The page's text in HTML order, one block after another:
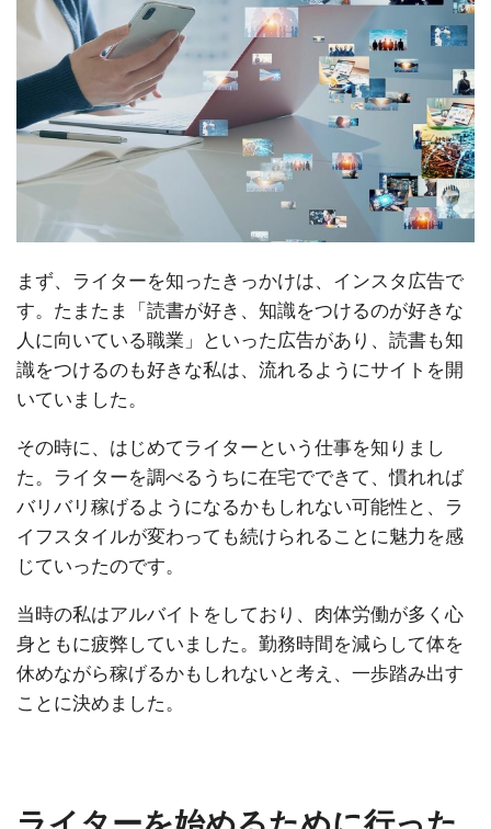
まず、ライターを知ったきっかけは、インスタ広告で
す。たまたま「読書が好き、知識をつけるのが好きな
人に向いている職業」といった広告があり、読書も知
識をつけるのも好きな私は、流れるようにサイトを開
いていました。
その時に、はじめてライターという仕事を知りまし
た。ライターを調べるうちに在宅でできて、慣れれば
バリバリ稼げるようになるかもしれない可能性と、ラ
イフスタイルが変わっても続けられることに魅力を感
じていったのです。
当時の私はアルバイトをしており、肉体労働が多く心
身ともに疲弊していました。勤務時間を減らして体を
休めながら稼げるかもしれないと考え、一歩踏み出す
ことに決めました。